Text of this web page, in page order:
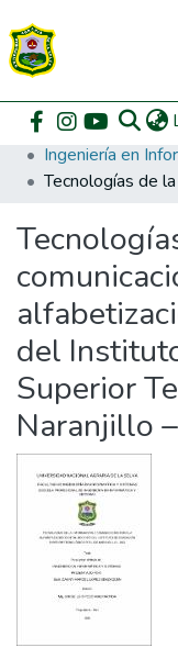
Communities &
All of DSpace
Home Pregrado
del
Superior
Naranjillo